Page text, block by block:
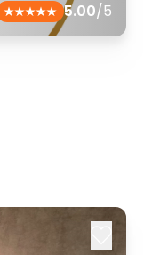
5.00/5